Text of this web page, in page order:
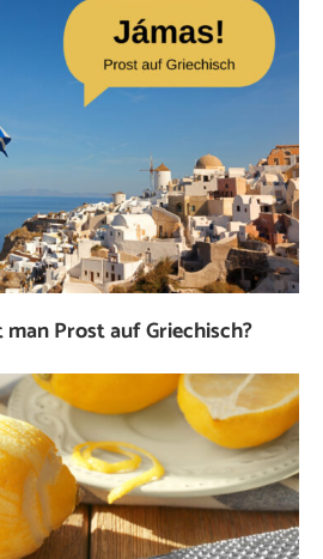
man Prost auf Griechisch?